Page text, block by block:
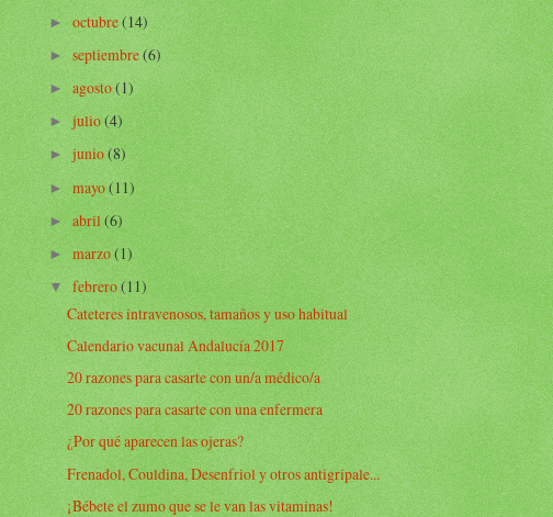
►octubre(14)
►septiembre(6)
►agosto(1)
►julio(4)
►junio(8)
►mayo(11)
► abril(6)
►marzo(1)
▼febrero(11)
Cateteres intravenosos, tamaños y uso habitual
Calendario vacunal Andalucía 2017
20 razones para casarte con un/a médico/a
20 razones para casarte con una enfermera
¿Por qué aparecen las ojeras?
Frenadol, Couldina, Desenfriol y otros antigripale...
¡Bébete el zumo que se le van las vitaminas!